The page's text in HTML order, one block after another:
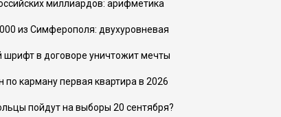
миллиардов: арифметика
из Симферополя: двухуровневая
шрифт в договоре уничтожит мечты
по карману первая квартира в 2026
пойдут на выборы 20 сентября?